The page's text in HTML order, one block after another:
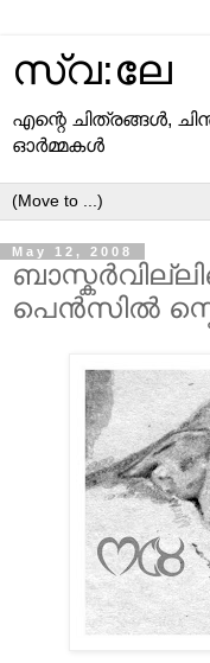
സ്വ:ലേ
എന്റെ ചിത്രങ്ങള്‍,
ഓര്‍മ്മകള്‍
May 12, 2008
പെന്‍സില്‍